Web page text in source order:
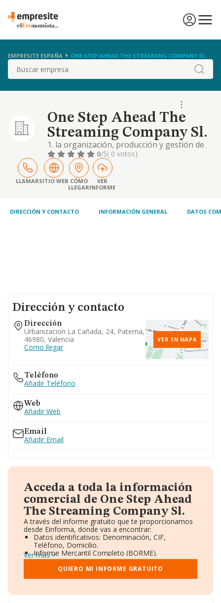
EMPRESITE ESPAÑA ONE STEP AHEAD THE STREAMING COMPANY SL.
Buscar
One Step Ahead The
Streaming Company Sl.
1. la organización, producción y gestión de
todo tipo de eventos y espectáculos, así
como la prestación de servicios de relaciones
públicas. 2. la realización de actividades de
internet y el suministro de servicios de
información mediante todo tipo de soporte
0/5( 0 votos)
LLAMARSITIO WEB CÓMO
LLEGAR
VER
INFORME
DIRECCIÓN Y CONTACTO INFORMACIÓN GENERAL DATOS
Dirección y contacto
Dirección
Urbanizacion La Cañada, 24, Paterna,
46980, Valencia
Como llegar
VER EN MAPA
Teléfono
Añadir Teléfono
Web
Añadir Web
Email
Añadir Email
Acceda a toda la información
comercial de One Step Ahead
The Streaming Company Sl.
A través del informe gratuito que te proporcionamos
desde Einforma, donde vas a encontrar:
Datos identificativos: Denominación, CIF,
Teléfono, Domicilio.
Informe Mercantil Completo (BORME).
Gráficos de Evolución Ventas y Empleados.
Consejo de Administración y Administradores.
Directivos y Ejecutivos.
Ver más
QUIERO MI INFORME GRATUITO